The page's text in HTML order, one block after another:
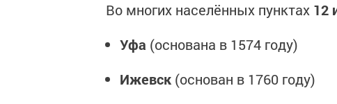
Во многих населённых пунктах 12
Уфа (основана в 1574 году)
Ижевск (основан в 1760 году)